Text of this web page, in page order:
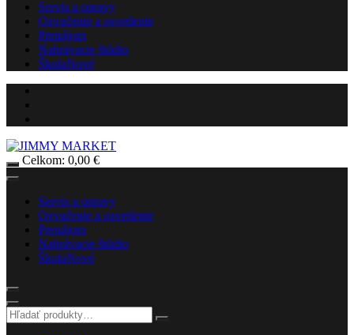
Servis a opravy
Ozvučenie a osvetlenie
Prenájom
Nahrávacie štúdio
ŠkolaNové
Celkom: 0,00 €
Servis a opravy
Ozvučenie a osvetlenie
Prenájom
Nahrávacie štúdio
ŠkolaNové